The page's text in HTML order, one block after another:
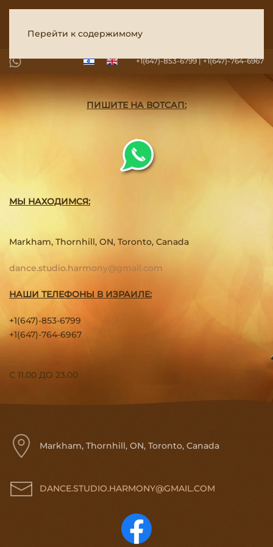
Перейти к содержимому
+1(647)-853-6799 | +1(647)-764-6967
ПИШИТЕ НА ВОТСАП:
МЫ НАХОДИМСЯ:
Markham, Thornhill, ON, Toronto, Canada
dance.studio.harmony@gmail.com
НАШИ ТЕЛЕФОНЫ В ИЗРАИЛЕ:
+1(647)-853-6799
+1(647)-764-6967
С 11.00 ДО 23.00
Markham, Thornhill, ON, Toronto, Canada
DANCE.STUDIO.HARMONY@GMAIL.COM